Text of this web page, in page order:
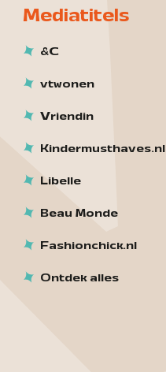
Mediatitels
&C
vtwonen
Vriendin
Kindermusthaves.nl
Libelle
Beau Monde
Fashionchick.nl
Ontdek alles